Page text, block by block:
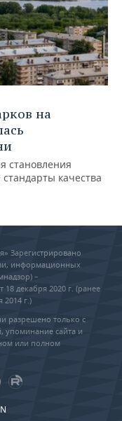
на
становления
качества
Зарегистрировано
информационных
–
декабря 2020 г. (ранее
2014 г.)
разрешено только с
упоминание сайта и
или полном